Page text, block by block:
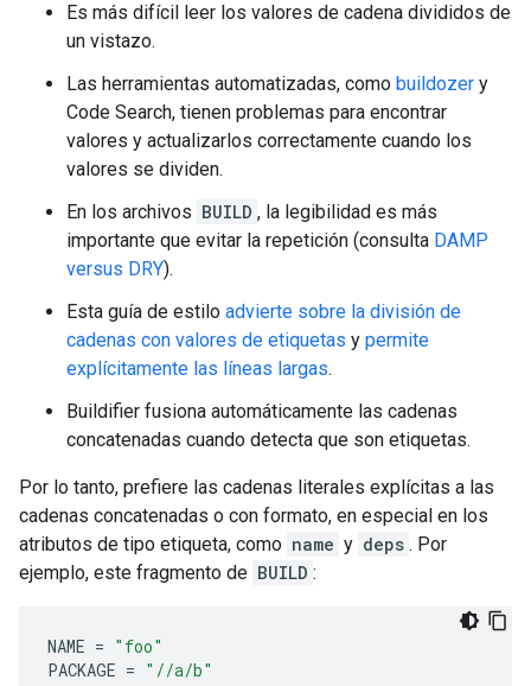
Es más difícil leer los valores de cadena divididos de
un vistazo.
Las herramientas automatizadas, como buildozer y
Code Search, tienen problemas para encontrar
valores y actualizarlos correctamente cuando los
valores se dividen.
En los archivos BUILD , la legibilidad es más
importante que evitar la repetición (consulta DAMP
versus DRY).
Esta guía de estilo advierte sobre la división de
cadenas con valores de etiquetas y permite
explícitamente las líneas largas.
Buildifier fusiona automáticamente las cadenas
concatenadas cuando detecta que son etiquetas.
Por lo tanto, prefiere las cadenas literales explícitas a las
cadenas concatenadas o con formato, en especial en los
atributos de tipo etiqueta, como name y deps . Por
ejemplo, este fragmento de BUILD :
NAME = "foo"
PACKAGE = "//a/b"